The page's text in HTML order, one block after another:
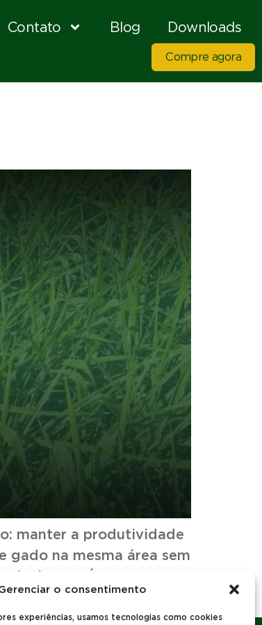
o consentimento
experiências, usamos tecnologias como cookies
Contato Blog Downloads
Compre agora
manter a produtividade
gado na mesma área sem
Árvores no
[…]